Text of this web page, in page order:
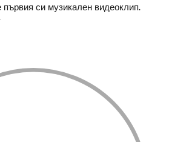
си музикален видеоклип.